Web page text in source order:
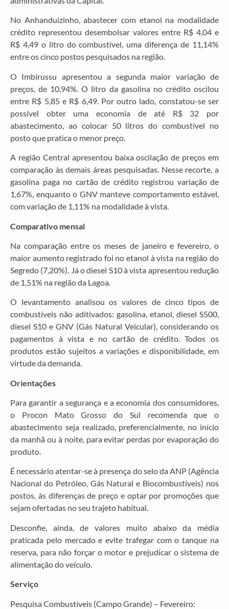
No Anhanduizinho, abastecer com etanol na modalidade
crédito representou desembolsar valores entre R$ 4,04 e
R$ 4,49 o litro do combustível, uma diferença de 11,14%
entre os cinco postos pesquisados na região.
O Imbirussu apresentou a segunda maior variação de
preços, de 10,94%. O litro da gasolina no crédito oscilou
entre R$ 5,85 e R$ 6,49. Por outro lado, constatou-se ser
possível obter uma economia de até R$ 32 por
abastecimento, ao colocar 50 litros do combustível no
posto que pratica o menor preço.
A região Central apresentou baixa oscilação de preços em
comparação às demais áreas pesquisadas. Nesse recorte, a
gasolina paga no cartão de crédito registrou variação de
1,67%, enquanto o GNV manteve comportamento estável,
com variação de 1,11% na modalidade à vista.
Comparativo mensal
Na comparação entre os meses de janeiro e fevereiro, o
maior aumento registrado foi no etanol à vista na região do
Segredo (7,20%). Já o diesel S10 à vista apresentou redução
de 1,51% na região da Lagoa.
O levantamento analisou os valores de cinco tipos de
combustíveis não aditivados: gasolina, etanol, diesel S500,
diesel S10 e GNV (Gás Natural Veicular), considerando os
pagamentos à vista e no cartão de crédito. Todos os
produtos estão sujeitos a variações e disponibilidade, em
virtude da demanda.
Orientações
Para garantir a segurança e a economia dos consumidores,
o Procon Mato Grosso do Sul recomenda que o
abastecimento seja realizado, preferencialmente, no início
da manhã ou à noite, para evitar perdas por evaporação do
produto.
É necessário atentar-se à presença do selo da ANP (Agência
Nacional do Petróleo, Gás Natural e Biocombustíveis) nos
postos, às diferenças de preço e optar por promoções que
sejam ofertadas no seu trajeto habitual.
Desconfie, ainda, de valores muito abaixo da média
praticada pelo mercado e evite trafegar com o tanque na
reserva, para não forçar o motor e prejudicar o sistema de
alimentação do veículo.
Serviço
Pesquisa Combustíveis (Campo Grande) – Fevereiro: